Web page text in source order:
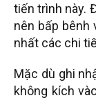
tiến trình này.
nên bấp bênh
nhất các chi
Mặc dù ghi
không kích